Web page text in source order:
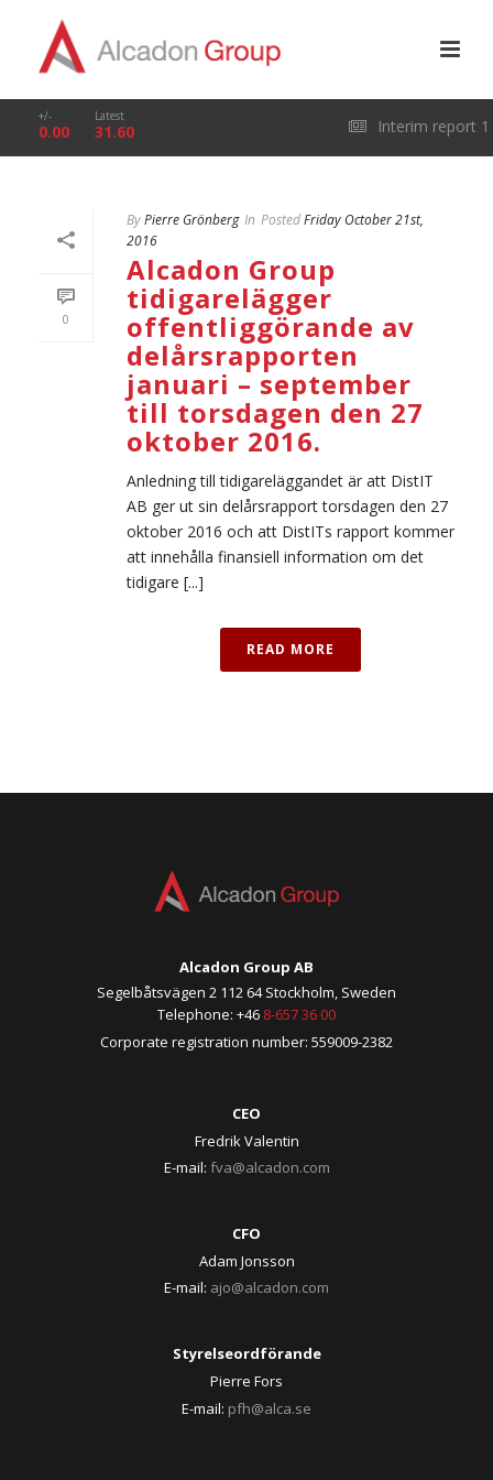
+/-
0.00
Latest
31.60 Interim report 1
0
ByPierre Grönberg In PostedFriday October 21st,
2016
Alcadon Group
tidigarelägger
offentliggörande av
delårsrapporten
januari – september
till torsdagen den 27
oktober 2016.
Anledning till tidigareläggandet är att DistIT
AB ger ut sin delårsrapport torsdagen den 27
oktober 2016 och att DistITs rapport kommer
att innehålla finansiell information om det
tidigare [...]
READ MORE
Alcadon Group AB
Segelbåtsvägen 2 112 64 Stockholm, Sweden
Telephone: +46 8-657 36 00
Corporate registration number: 559009-2382
CEO
Fredrik Valentin
E-mail: fva@alcadon.com
CFO
Adam Jonsson
E-mail: ajo@alcadon.com
Styrelseordförande
Pierre Fors
E-mail: pfh@alca.se